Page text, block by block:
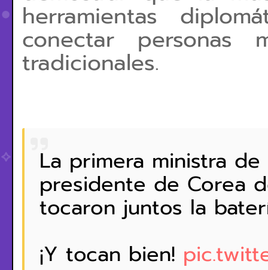
herramientas
conectar
tradicionales.
La primera ministra
presidente de Corea
tocaron juntos la
¡Y tocan bien!